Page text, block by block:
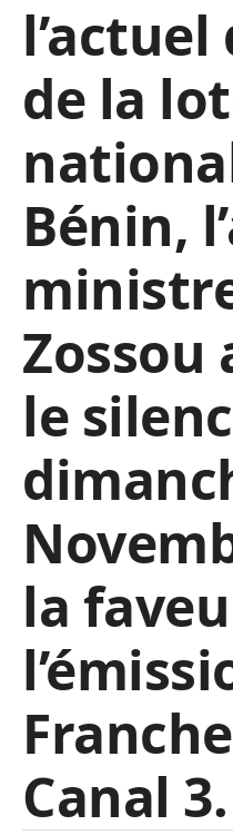
de la
Bénin,
Zossou
le
la
Canal 3.